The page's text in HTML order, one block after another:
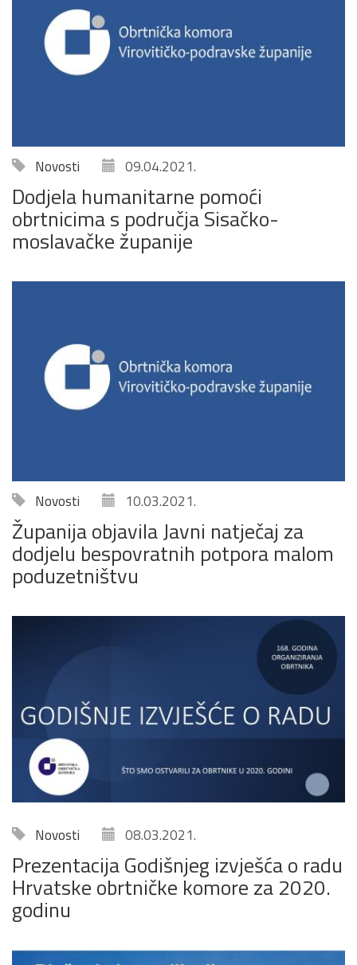
Novosti 09.04.2021.
Dodjela humanitarne pomoći
obrtnicima s područja Sisačko-
moslavačke županije
Novosti 10.03.2021.
Županija objavila Javni natječaj za
dodjelu bespovratnih potpora malom
poduzetništvu
Novosti 08.03.2021.
Prezentacija Godišnjeg izvješća o radu
Hrvatske obrtničke komore za 2020.
godinu